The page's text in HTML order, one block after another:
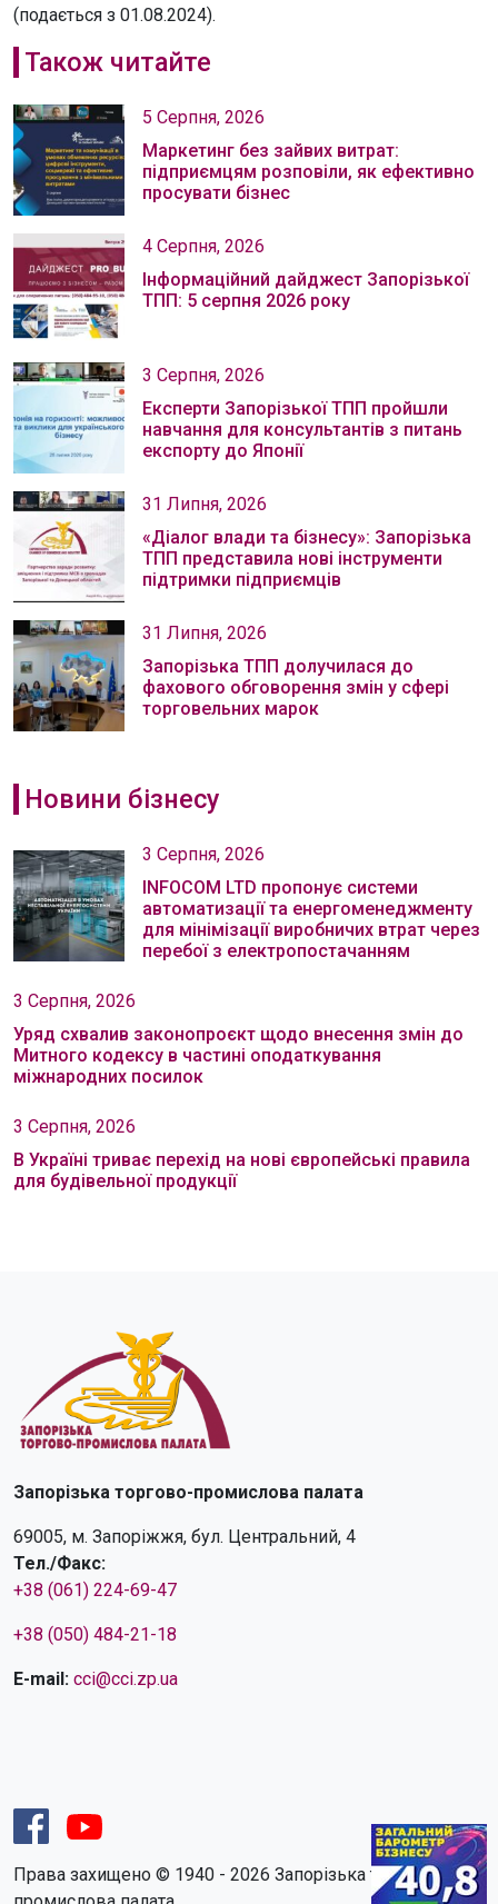
(подається з 01.08.2024).
Також читайте
5 Серпня, 2026
Маркетинг без зайвих витрат:
підприємцям розповіли, як ефективно
просувати бізнес
4 Серпня, 2026
Інформаційний дайджест Запорізької
ТПП: 5 серпня 2026 року
3 Серпня, 2026
Експерти Запорізької ТПП пройшли
навчання для консультантів з питань
експорту до Японії
31 Липня, 2026
«Діалог влади та бізнесу»: Запорізька
ТПП представила нові інструменти
підтримки підприємців
31 Липня, 2026
Запорізька ТПП долучилася до
фахового обговорення змін у сфері
торговельних марок
Новини бізнесу
3 Серпня, 2026
INFOCOM LTD пропонує системи
автоматизації та енергоменеджменту
для мінімізації виробничих втрат через
перебої з електропостачанням
3 Серпня, 2026
Уряд схвалив законопроєкт щодо внесення змін до
Митного кодексу в частині оподаткування
міжнародних посилок
3 Серпня, 2026
В Україні триває перехід на нові європейські правила
для будівельної продукції
Запорізька торгово-промислова палата
69005, м. Запоріжжя, бул. Центральний, 4
Тел./Факс:
+38 (061) 224-69-47
+38 (050) 484-21-18
E-mail: cci@cci.zp.ua
Права захищено © 1940 - 2026 Запорізька торгово-